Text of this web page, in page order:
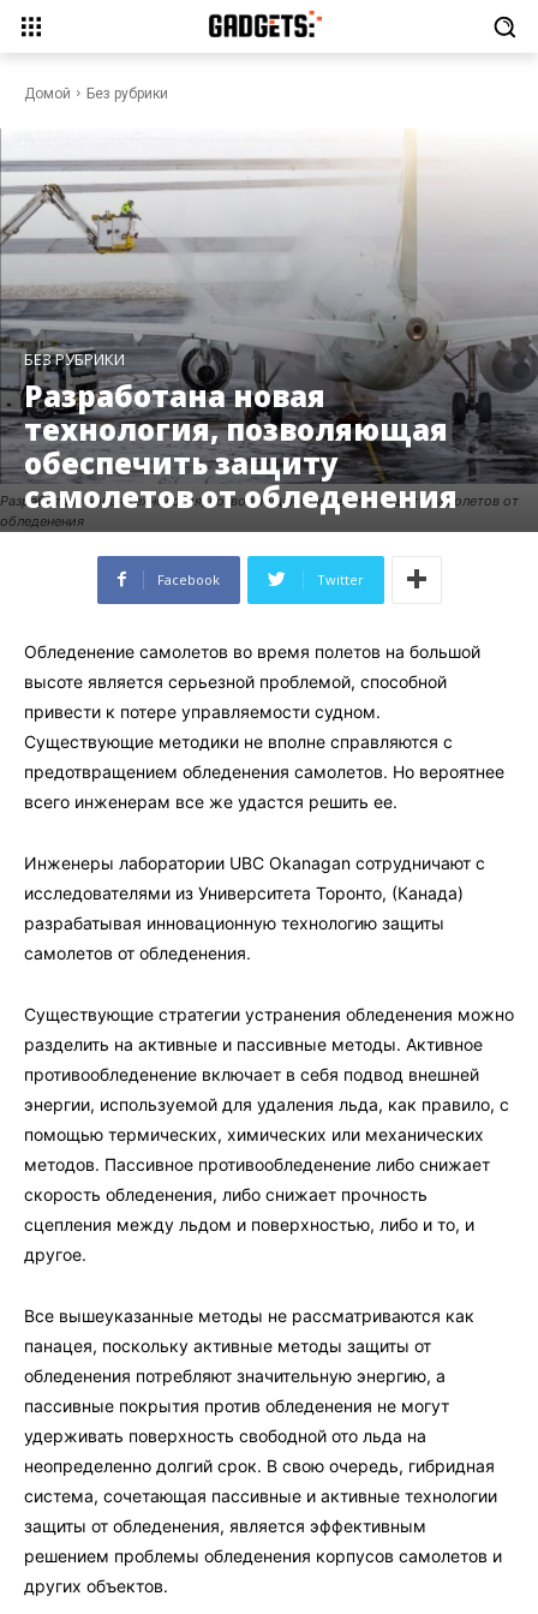
Домой Без рубрики
Разработана новая технология, позволяющая обеспечить защиту самолетов от
обледенения
БЕЗ РУБРИКИ
Разработана новая
технология, позволяющая
обеспечить защиту
самолетов от обледенения
Facebook Twitter
Обледенение самолетов во время полетов на большой
высоте является серьезной проблемой, способной
привести к потере управляемости судном.
Существующие методики не вполне справляются с
предотвращением обледенения самолетов. Но вероятнее
всего инженерам все же удастся решить ее.
Инженеры лаборатории UBC Okanagan сотрудничают с
исследователями из Университета Торонто, (Канада)
разрабатывая инновационную технологию защиты
самолетов от обледенения.
Существующие стратегии устранения обледенения можно
разделить на активные и пассивные методы. Активное
противообледенение включает в себя подвод внешней
энергии, используемой для удаления льда, как правило, с
помощью термических, химических или механических
методов. Пассивное противообледенение либо снижает
скорость обледенения, либо снижает прочность
сцепления между льдом и поверхностью, либо и то, и
другое.
Все вышеуказанные методы не рассматриваются как
панацея, поскольку активные методы защиты от
обледенения потребляют значительную энергию, а
пассивные покрытия против обледенения не могут
удерживать поверхность свободной ото льда на
неопределенно долгий срок. В свою очередь, гибридная
система, сочетающая пассивные и активные технологии
защиты от обледенения, является эффективным
решением проблемы обледенения корпусов самолетов и
других объектов.